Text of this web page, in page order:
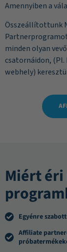
Amennyiben a
Összeállítottunk
minden olyan
csatornáidon, (Pl.
webhely)
Miért
Egyénre
Affiliate